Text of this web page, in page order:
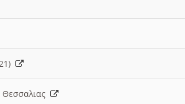
Θεσσαλιας